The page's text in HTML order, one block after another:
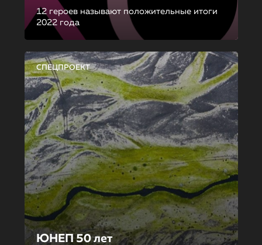
12 героев называют положительные итоги
2022 года
СПЕЦПРОЕКТ
ЮНЕП 50 лет